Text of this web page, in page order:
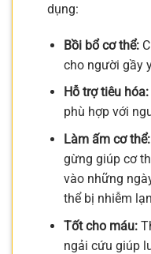
dụng:
Bồi bổ cơ thể:
cho người gầy
Hỗ trợ tiêu hóa:
phù hợp với
Làm ấm cơ thể:
gừng giúp cơ
vào những
thể bị nhiễm
Tốt cho máu:
ngải cứu giúp